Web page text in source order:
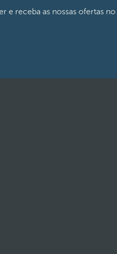
e receba as nossas ofertas no